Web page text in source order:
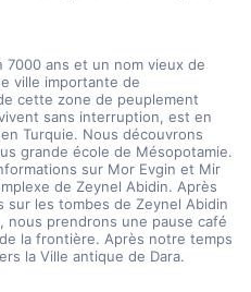
ans et un nom vieux de
ville importante de
cette zone de peuplement
sans interruption, est en
Turquie. Nous découvrons
grande école de Mésopotamie.
sur Mor Evgin et Mir
de Zeynel Abidin. Après
sur les tombes de Zeynel Abidin
prendrons une pause café
la frontière. Après notre temps
la Ville antique de Dara.